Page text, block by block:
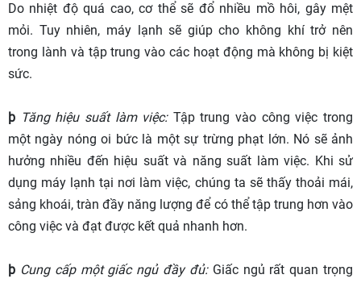
Do nhiệt độ quá cao, cơ thể sẽ đổ nhiều mồ hôi, gây mệt
mỏi. Tuy nhiên, máy lạnh sẽ giúp cho không khí trở nên
trong lành và tập trung vào các hoạt động mà không bị kiệt
sức.
þ Tăng hiệu suất làm việc:Tập trung vào công việc trong
một ngày nóng oi bức là một sự trừng phạt lớn. Nó sẽ ảnh
hưởng nhiều đến hiệu suất và năng suất làm việc. Khi sử
dụng máy lạnh tại nơi làm việc, chúng ta sẽ thấy thoải mái,
sảng khoái, tràn đầy năng lượng để có thể tập trung hơn vào
công việc và đạt được kết quả nhanh hơn.
þ Cung cấp một giấc ngủ đầy đủ:Giấc ngủ rất quan trọng